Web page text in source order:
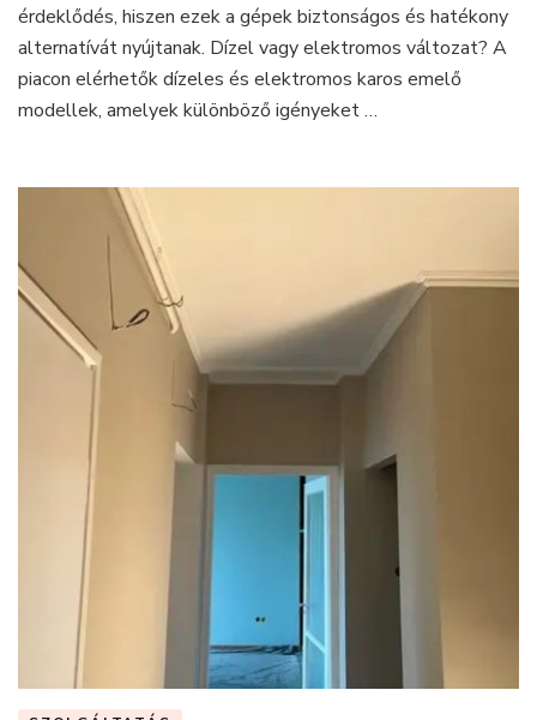
érdeklődés, hiszen ezek a gépek biztonságos és hatékony
alternatívát nyújtanak. Dízel vagy elektromos változat? A
piacon elérhetők dízeles és elektromos karos emelő
modellek, amelyek különböző igényeket …